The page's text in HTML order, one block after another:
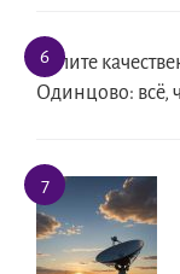
Купите
Одинцово: всё,